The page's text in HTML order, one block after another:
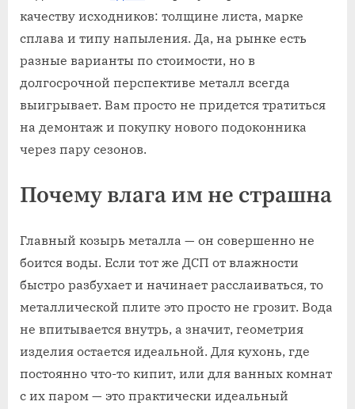
качеству исходников: толщине листа, марке
сплава и типу напыления. Да, на рынке есть
разные варианты по стоимости, но в
долгосрочной перспективе металл всегда
выигрывает. Вам просто не придется тратиться
на демонтаж и покупку нового подоконника
через пару сезонов.
Почему влага им не страшна
Главный козырь металла — он совершенно не
боится воды. Если тот же ДСП от влажности
быстро разбухает и начинает расслаиваться, то
металлической плите это просто не грозит. Вода
не впитывается внутрь, а значит, геометрия
изделия остается идеальной. Для кухонь, где
постоянно что-то кипит, или для ванных комнат
с их паром — это практически идеальный